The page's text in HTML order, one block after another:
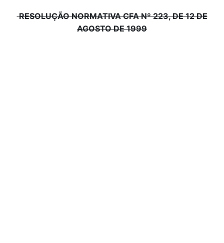
RESOLUÇÃO NORMATIVA CFA Nº 223, DE 12 DE
AGOSTO DE 1999